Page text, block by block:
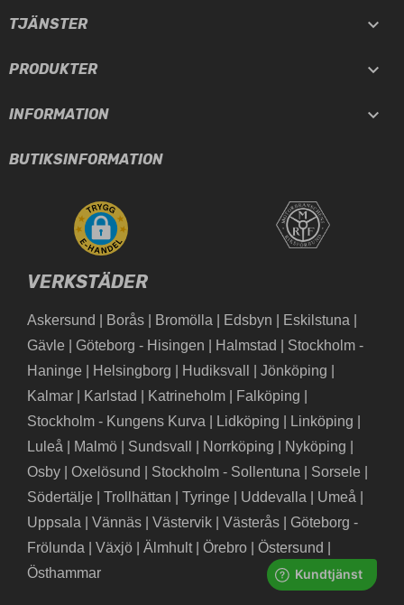
TJÄNSTER 
PRODUKTER 
INFORMATION 
BUTIKSINFORMATION
VERKSTÄDER
Askersund Borås Bromölla Edsbyn Eskilstuna
Gävle
Göteborg - Hisingen Halmstad
Stockholm -
Haninge
Helsingborg Hudiksvall Jönköping
Kalmar
Karlstad Katrineholm Falköping
Stockholm - Kungens Kurva
Lidköping Linköping
Luleå
Malmö Sundsvall Norrköping Nyköping
Osby
Oxelösund Stockholm - Sollentuna Sorsele
Södertälje
Trollhättan Tyringe Uddevalla Umeå
Uppsala
Vännäs Västervik Västerås
Göteborg -
Frölunda
Växjö Älmhult Örebro Östersund
Östhammar